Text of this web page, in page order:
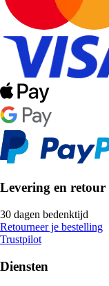
Levering en retour
30 dagen bedenktijd
Retourneer je bestelling
Trustpilot
Diensten